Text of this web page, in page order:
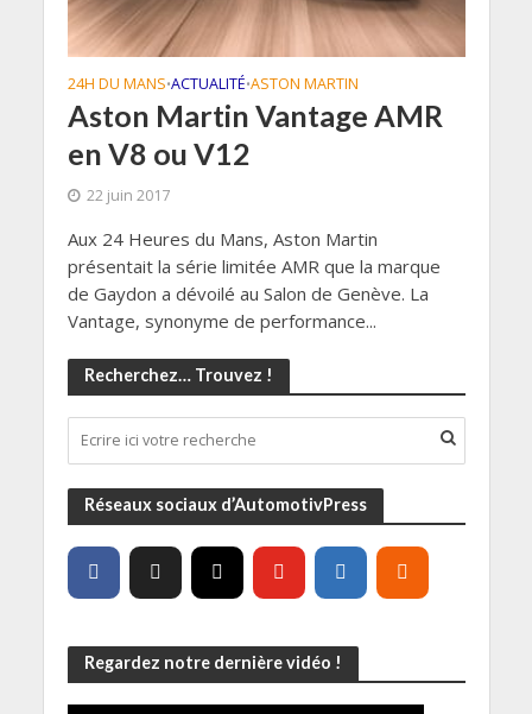
24H DU MANS•ACTUALITÉ•ASTON MARTIN
Aston Martin Vantage AMR
en V8 ou V12
22 juin 2017
Aux 24 Heures du Mans, Aston Martin
présentait la série limitée AMR que la marque
de Gaydon a dévoilé au Salon de Genève. La
Vantage, synonyme de performance...
Recherchez… Trouvez !
Réseaux sociaux d’AutomotivPress
Regardez notre dernière vidéo !